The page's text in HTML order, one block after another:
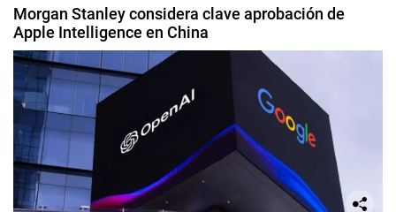
Morgan Stanley considera clave aprobación de
Apple Intelligence en China